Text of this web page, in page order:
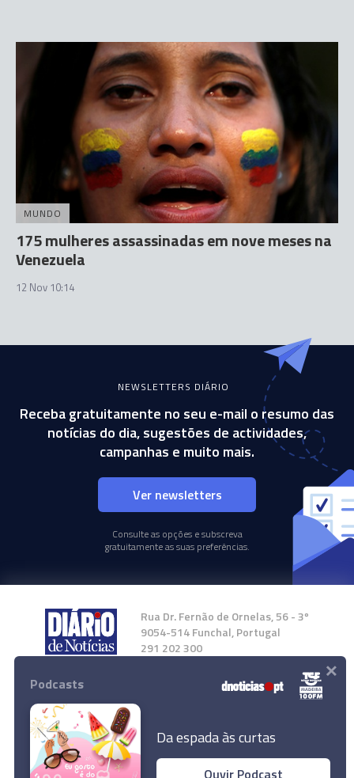
MUNDO
175 mulheres assassinadas em nove meses na
Venezuela
12 Nov 10:14
NEWSLETTERS DIÁRIO
Receba gratuitamente no seu e-mail o resumo das
notícias do dia, sugestões de actividades,
campanhas e muito mais.
Ver newsletters
Consulte as opções e subscreva
gratuitamente as suas preferências.
Rua Dr. Fernão de Ornelas, 56 - 3º
9054-514 Funchal, Portugal
291 202 300
Instale a nossa App
Podcasts
Da espada às curtas
Ouvir Podcast
×